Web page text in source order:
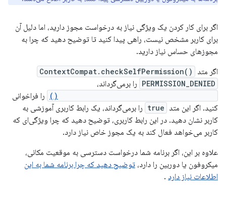
اگر برای کار کردن یک ویژگی نیاز به درخواست مجوز دارید، اما دلیل آن
برای کاربر مشخص نیست، راهی پیدا کنید تا توضیح دهید که چرا به
مجوزهای حساس نیاز دارید.
اگر متد
ContextCompat.checkSelfPermission()
PERMISSION_DENIED را برمی‌گرداند،
را فراخوانی
کنید. اگر این متد true را برمی‌گرداند، یک رابط کاربری آموزشی به
کاربر نشان دهید. در این رابط کاربری، توضیح دهید که چرا ویژگی‌ای که
کاربر می‌خواهد فعال کند به یک مجوز خاص نیاز دارد.
علاوه بر این، اگر برنامه شما درخواست دسترسی به موقعیت مکانی،
میکروفون یا دوربین را دارد، توضیح دهید که چرا برنامه شما به این
اطلاعات نیاز دارد .